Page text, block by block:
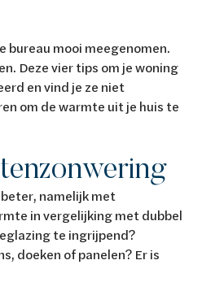
bureau mooi meegenomen.
Deze vier tips om je woning
en vind je ze niet
om de warmte uit je huis te
namelijk met
in vergelijking met dubbel
te ingrijpend?
doeken of panelen? Er is